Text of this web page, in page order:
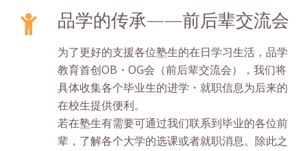
品学的传承——前后辈交流会
为了更好的支援各位塾生的在日学习生活，品学
教育首创OB・OG会（前后辈交流会），我们将
具体收集各个毕业生的进学・就职信息为后来的
在校生提供便利。
若在塾生有需要可通过我们联系到毕业的各位前
辈，了解各个大学的选课或者就职消息。除此之